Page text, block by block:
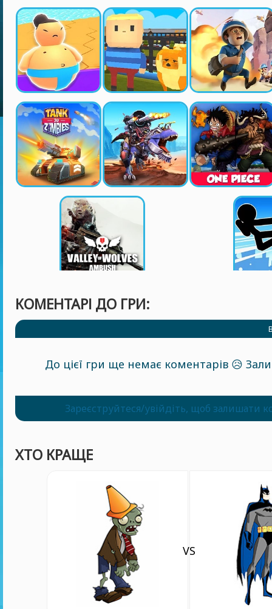
КОМЕНТАРІ ДО ГРИ:
До цієї гри ще немає коментарів 😥
Зареєструйтеся/увійдіть, щоб залишати
ХТО КРАЩЕ
VS